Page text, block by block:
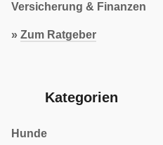
Versicherung & Finanzen
» Zum Ratgeber
Kategorien
Hunde